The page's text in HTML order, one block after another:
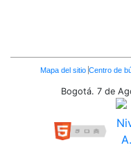
Enlaces
Inferiores
Mapa del sitio Centro de
Bogotá. 7 de